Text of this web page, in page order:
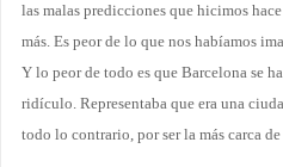
las malas predicciones que hicimos
más. Es peor de lo que nos habíamos
Y lo peor de todo es que Barcelona se
ridículo. Representaba que era una
todo lo contrario, por ser la más carca